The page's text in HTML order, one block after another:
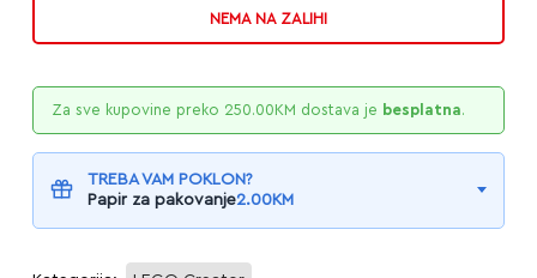
NEMA NA ZALIHI
Za sve kupovine preko 250.00KM dostava je besplatna.
TREBA VAM POKLON?
Papir za pakovanje2.00KM